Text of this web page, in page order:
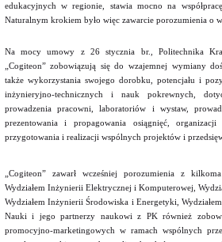
edukacyjnych w regionie, stawia mocno na
Naturalnym krokiem było więc zawarcie porozumienia o
Na mocy umowy z 26 stycznia br., Politechnika
„Cogiteon” zobowiązują się do wzajemnej wymiany
także wykorzystania swojego dorobku, potencjału i
inżynieryjno-technicznych i nauk pokrewnych,
prowadzenia pracowni, laboratoriów i wystaw,
prezentowania i propagowania osiągnięć,
przygotowania i realizacji wspólnych projektów i
„Cogiteon” zawarł wcześniej porozumienia z
Wydziałem Inżynierii Elektrycznej i Komputerowej,
Wydziałem Inżynierii Środowiska i Energetyki,
Nauki i jego partnerzy naukowi z PK również
promocyjno-marketingowych w ramach wspólnych